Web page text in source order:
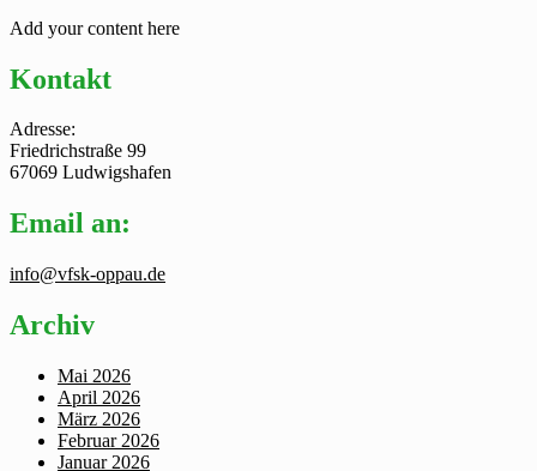
Add your content here
Kontakt
Adresse:
Friedrichstraße 99
67069 Ludwigshafen
Email an:
info@vfsk-oppau.de
Archiv
Mai 2026
April 2026
März 2026
Februar 2026
Januar 2026